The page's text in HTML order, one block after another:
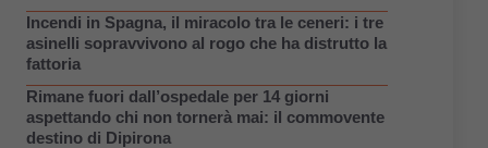
Incendi in Spagna, il miracolo tra le ceneri: i tre
asinelli sopravvivono al rogo che ha distrutto la
fattoria
Rimane fuori dall’ospedale per 14 giorni
aspettando chi non tornerà mai: il commovente
destino di Dipirona